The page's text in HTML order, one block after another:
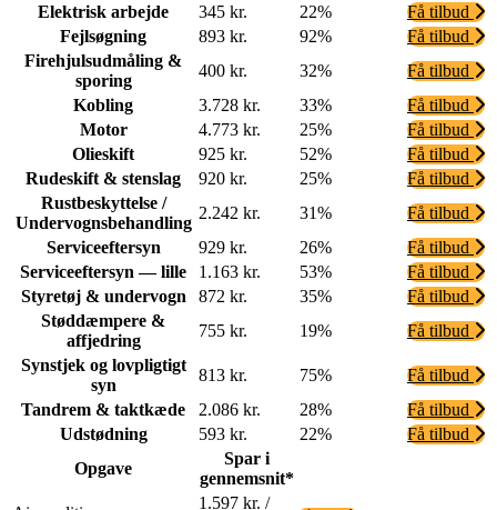
Elektrisk arbejde
345 kr. 22%
Få tilbud
Fejlsøgning
893 kr. 92%
Få tilbud
Firehjulsudmåling &
sporing
400 kr. 32%
Få tilbud
Kobling
3.728 kr. 33%
Få tilbud
Motor
4.773 kr. 25%
Få tilbud
Olieskift
925 kr. 52%
Få tilbud
Rudeskift & stenslag
920 kr. 25%
Få tilbud
Rustbeskyttelse /
Undervognsbehandling
2.242 kr. 31%
Få tilbud
Serviceeftersyn
929 kr. 26%
Få tilbud
Serviceeftersyn — lille
1.163 kr. 53%
Få tilbud
Styretøj & undervogn
872 kr. 35%
Få tilbud
Støddæmpere &
affjedring
755 kr. 19%
Få tilbud
Synstjek og lovpligtigt
syn
813 kr. 75%
Få tilbud
Tandrem & taktkæde
2.086 kr. 28%
Få tilbud
Udstødning
593 kr. 22%
Få tilbud
Opgave
Spar i
gennemsnit*
1.597 kr. /